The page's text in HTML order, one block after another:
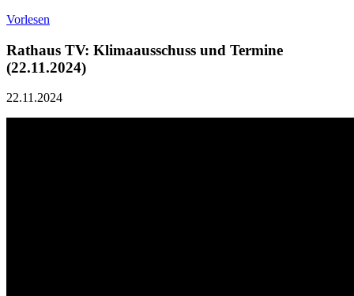
Vorlesen
Rathaus TV: Klimaausschuss und Termine
(22.11.2024)
22.11.2024